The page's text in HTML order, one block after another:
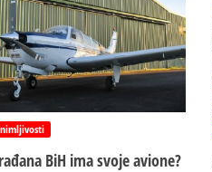
BiH ima svoje avione?